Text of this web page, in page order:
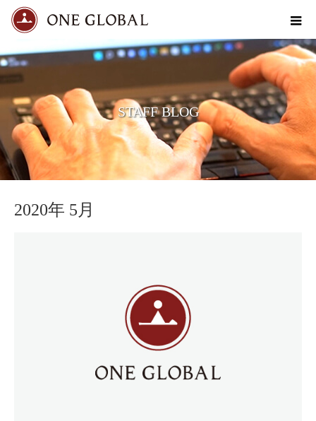
STAFF BLOG
2020年 5月